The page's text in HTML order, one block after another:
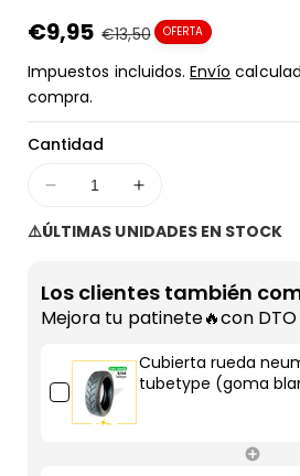
Precio
en
oferta
€9,95 Precio
regular
€13,50 OFERTA
Impuestos incluidos.Envío
compra.
Cantidad
Disminuir
cantidad
para
rueda
neumática
8,5x2
tubetype
(goma
blanda)
Aumentar
para
rueda
neumática
tubetype
(goma
⚠️ÚLTIMAS UNIDADES EN STOCK
Los clientes también
Mejora tu patinete🔥con DTO
Cubierta rueda
tubetype (goma
neumático que tu